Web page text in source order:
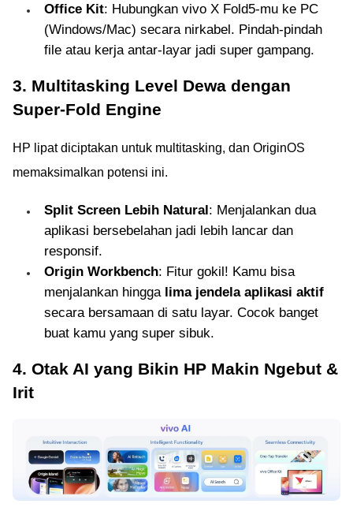
Office Kit: Hubungkan vivo X Fold5-mu ke PC
(Windows/Mac) secara nirkabel. Pindah-pindah
file atau kerja antar-layar jadi super gampang.
3. Multitasking Level Dewa dengan
Super-Fold Engine
HP lipat diciptakan untuk multitasking, dan OriginOS
memaksimalkan potensi ini.
Split Screen Lebih Natural : Menjalankan dua
aplikasi bersebelahan jadi lebih lancar dan
responsif.
Origin Workbench: Fitur gokil! Kamu bisa
menjalankan hingga lima jendela aplikasi aktif
secara bersamaan di satu layar. Cocok banget
buat kamu yang super sibuk.
4. Otak AI yang Bikin HP Makin Ngebut &
Irit